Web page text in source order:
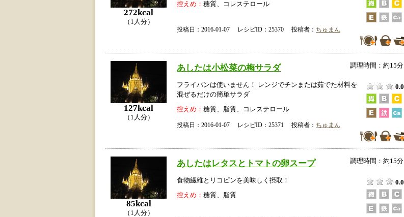
272kcal
（1人分）
控えめ： 糖質、コレステロール
投稿日：2016-01-07 レシピID：25370 投稿者： ちゅまん
127kcal
（1人分）
あしたは小松菜の梅サラダ 調理時間：約15分
フライパンは使いません！ レンジでチンまたは茹でた材料を
混ぜるだけの簡単サラダ
0.0
控えめ： 糖質、脂質、コレステロール
投稿日：2016-01-07 レシピID：25371 投稿者： ちゅまん
85kcal
（1人分）
あしたはレタスとトマトの卵スープ 調理時間：約15分
食物繊維とリコピンを美味しく摂取！
0.0
控えめ： 糖質、脂質